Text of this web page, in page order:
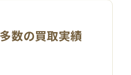
多数の買取実績